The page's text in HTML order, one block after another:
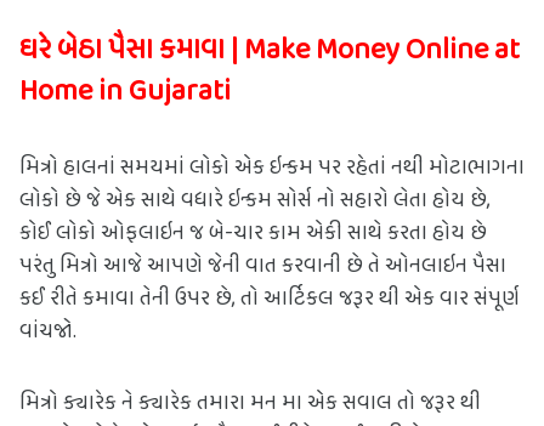
ઘરે બેઠા પૈસા કમાવા | Make Money Online at
Home in Gujarati
મિત્રો હાલનાં સમયમાં લોકો એક ઇન્કમ પર રહેતાં નથી મોટાભાગના
લોકો છે જે એક સાથે વધારે ઇન્કમ સોર્સ નો સહારો લેતા હોય છે,
કોઈ લોકો ઓફલાઇન જ બે-ચાર કામ એકી સાથે કરતા હોય છે
પરંતુ મિત્રો આજે આપણે જેની વાત કરવાની છે તે ઓનલાઇન પૈસા
કઈ રીતે કમાવા તેની ઉપર છે, તો આર્ટિકલ જરૂર થી એક વાર સંપૂર્ણ
વાંચજો.
મિત્રો ક્યારેક ને ક્યારેક તમારા મન મા એક સવાલ તો જરૂર થી